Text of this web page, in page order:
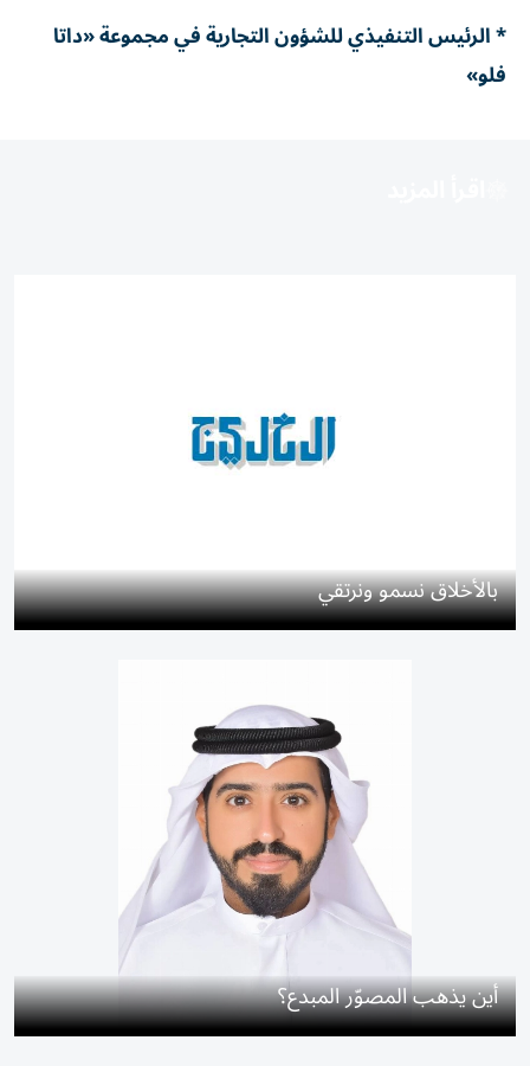
* الرئيس التنفيذي للشؤون التجارية في مجموعة «داتا
فلو»
بالأخلاق نسمو ونرتقي
أين يذهب المصوّر المبدع؟